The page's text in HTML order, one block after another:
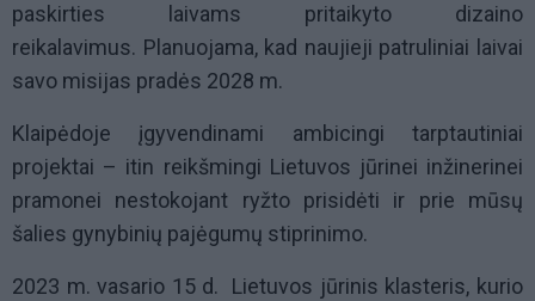
paskirties laivams pritaikyto dizaino
reikalavimus. Planuojama, kad naujieji patruliniai laivai
savo misijas pradės 2028 m.
Klaipėdoje įgyvendinami ambicingi tarptautiniai
projektai – itin reikšmingi Lietuvos jūrinei inžinerinei
pramonei nestokojant ryžto prisidėti ir prie mūsų
šalies gynybinių pajėgumų stiprinimo.
2023 m. vasario 15 d. Lietuvos jūrinis klasteris, kurio